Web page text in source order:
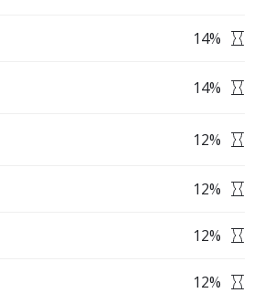
14%
14%
12%
12%
12%
12%